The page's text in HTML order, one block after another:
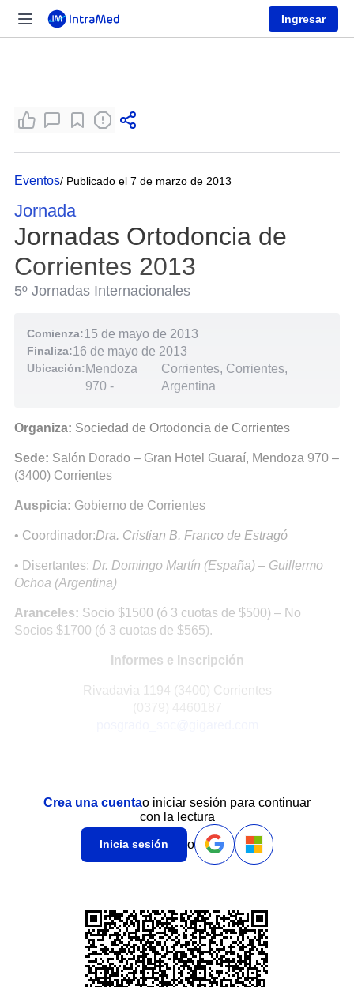
Ingresar
Eventos/ Publicado el 7 de marzo de 2013
Jornada
Jornadas Ortodoncia de
Corrientes 2013
5º Jornadas Internacionales
Comienza:15 de mayo de 2013
Finaliza:16 de mayo de 2013
Ubicación:Mendoza
970 -
Corrientes, Corrientes,
Argentina
Organiza: Sociedad de Ortodoncia de Corrientes
Sede: Salón Dorado – Gran Hotel Guaraí, Mendoza 970 –
(3400) Corrientes
Auspicia: Gobierno de Corrientes
• Coordinador:Dra. Cristian B. Franco de Estragó
• Disertantes: Dr. Domingo Martín (España) – Guillermo
Ochoa (Argentina)
Aranceles: Socio $1500 (ó 3 cuotas de $500) – No
Socios $1700 (ó 3 cuotas de $565).
Informes e Inscripción
Rivadavia 1194 (3400) Corrientes
Crea una cuentao iniciar sesión para continuar
con la lectura
Inicia sesión o